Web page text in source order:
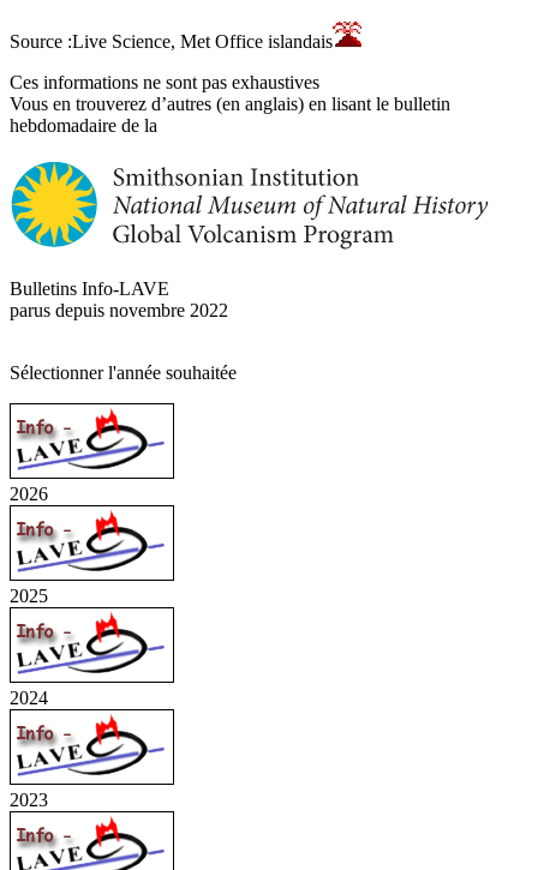
Source :Live Science, Met Office islandais
Ces informations ne sont pas exhaustives
Vous en trouverez d’autres (en anglais) en lisant le bulletin
hebdomadaire de la
Bulletins Info-LAVE
parus depuis novembre 2022
Sélectionner l'année souhaitée
2026
2025
2024
2023